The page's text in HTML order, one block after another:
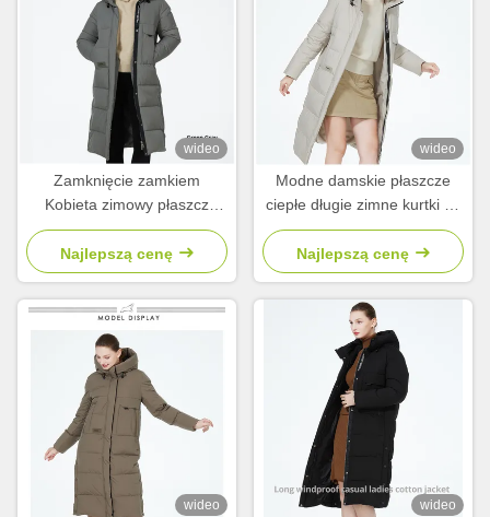
wideo
Zamknięcie zamkiem
Kobieta zimowy płaszcz
Długi dziewczęta zimowa
kurtka 63 - 66cm Długość
rękawa
Najlepszą cenę
wideo
Modne damskie płaszcze
ciepłe długie zimne kurtki na
zimę
Najlepszą cenę
wideo wideo